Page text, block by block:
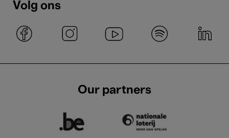
Volg ons
Our partners